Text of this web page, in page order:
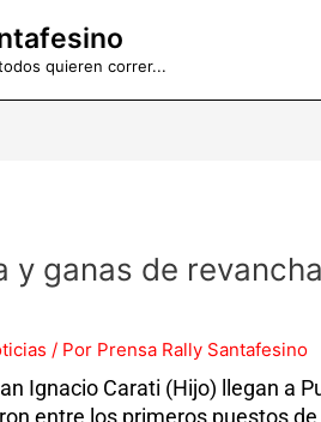
quieren correr...
y ganas de
/ Por Prensa Rally Santafesino
Ignacio Carati (Hijo) llegan a
entre los primeros puestos